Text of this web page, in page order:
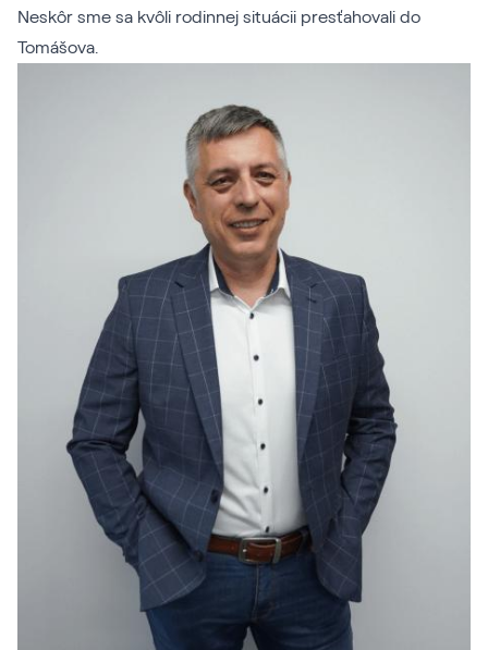
Neskôr sme sa kvôli rodinnej situácii presťahovali do
Tomášova.